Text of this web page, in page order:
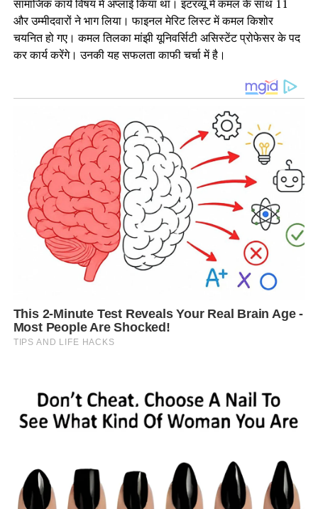
सामाजिक कार्य विषय में अप्लाई किया था। इंटरव्यू में कमल के साथ 11
और उम्मीदवारों ने भाग लिया। फाइनल मेरिट लिस्ट में कमल किशोर
चयनित हो गए। कमल तिलका मांझी यूनिवर्सिटी असिस्टेंट प्रोफेसर के पद
कर कार्य करेंगे। उनकी यह सफलता काफी चर्चा में है।